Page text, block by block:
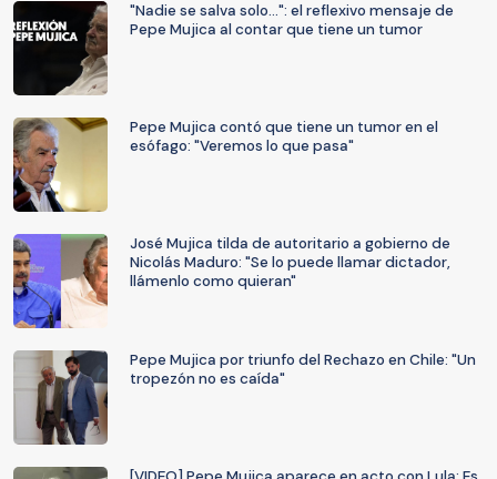
"Nadie se salva solo...": el reflexivo mensaje de
Pepe Mujica al contar que tiene un tumor
Pepe Mujica contó que tiene un tumor en el
esófago: "Veremos lo que pasa"
José Mujica tilda de autoritario a gobierno de
Nicolás Maduro: "Se lo puede llamar dictador,
llámenlo como quieran"
Pepe Mujica por triunfo del Rechazo en Chile: "Un
tropezón no es caída"